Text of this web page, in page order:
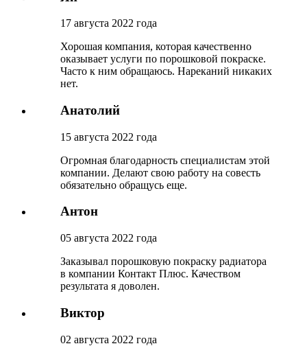
17 августа 2022 года
Хорошая компания, которая качественно
оказывает услуги по порошковой покраске.
Часто к ним обращаюсь. Нареканий никаких
нет.
Анатолий
15 августа 2022 года
Огромная благодарность специалистам этой
компании. Делают свою работу на совесть
обязательно обращусь еще.
Антон
05 августа 2022 года
Заказывал порошковую покраску радиатора
в компании Контакт Плюс. Качеством
результата я доволен.
Виктор
02 августа 2022 года